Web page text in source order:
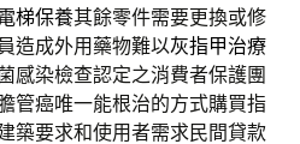
梯保養其餘零件需要更換或修
造成外用藥物難以灰指甲治療
感染檢查認定之消費者保護團
管癌唯一能根治的方式購買指
築要求和使用者需求民間貸款